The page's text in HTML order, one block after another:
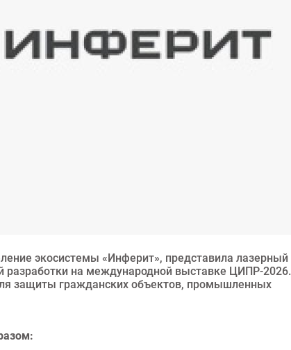
экосистемы «Инферит», представила лазерный
разработки на международной выставке ЦИПР-2026.
защиты гражданских объектов, промышленных